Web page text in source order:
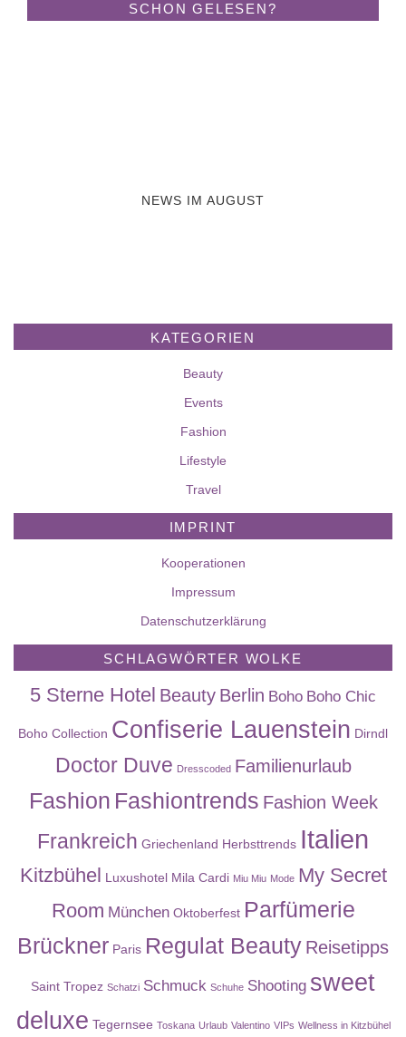
SCHON GELESEN?
NEWS IM AUGUST
KATEGORIEN
Beauty
Events
Fashion
Lifestyle
Travel
IMPRINT
Kooperationen
Impressum
Datenschutzerklärung
SCHLAGWÖRTER WOLKE
5 Sterne Hotel Beauty Berlin Boho Boho Chic
Boho Collection Confiserie Lauenstein Dirndl
Doctor Duve Dresscoded Familienurlaub
Fashion Fashiontrends Fashion Week
Frankreich Griechenland Herbsttrends Italien
Kitzbühel Luxushotel Mila Cardi Miu Miu Mode My Secret
Room München Oktoberfest Parfümerie
Brückner Paris Regulat Beauty Reisetipps
Saint Tropez Schatzi Schmuck Schuhe Shooting sweet
deluxe Tegernsee Toskana Urlaub Valentino VIPs Wellness in Kitzbühel